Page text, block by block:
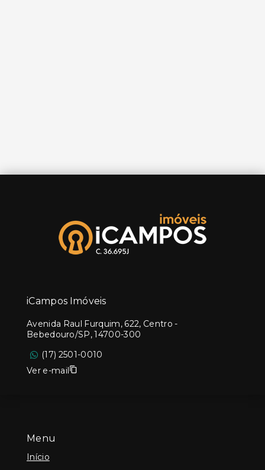
Menu
Início
iCampos Imóveis
Avenida Raul Furquim, 622, Centro -
Bebedouro/SP, 14700-300
(17) 2501-0010
Ver e-mail